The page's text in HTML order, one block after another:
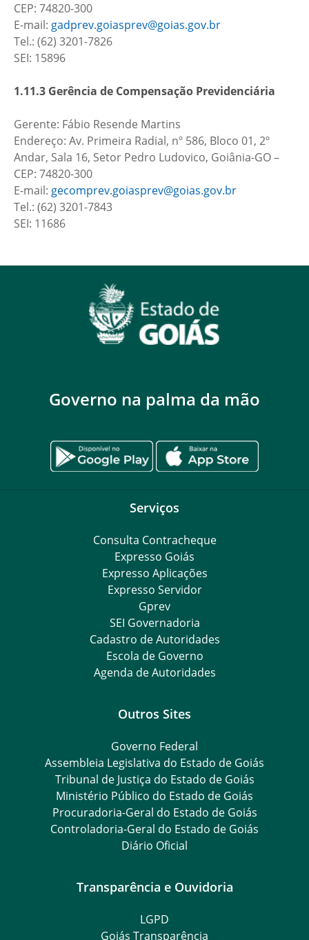
CEP: 74820-300
E-mail: gadprev.goiasprev@goias.gov.br
Tel.: (62) 3201-7826
SEI: 15896
1.11.3 Gerência de Compensação Previdenciária
Gerente: Fábio Resende Martins
Endereço: Av. Primeira Radial, nº 586, Bloco 01, 2º
Andar, Sala 16, Setor Pedro Ludovico, Goiânia-GO –
CEP: 74820-300
E-mail: gecomprev.goiasprev@goias.gov.br
Tel.: (62) 3201-7843
SEI: 11686
Governo na palma da mão
Serviços
Consulta Contracheque
Expresso Goiás
Expresso Aplicações
Expresso Servidor
Gprev
SEI Governadoria
Cadastro de Autoridades
Escola de Governo
Agenda de Autoridades
Outros Sites
Governo Federal
Assembleia Legislativa do Estado de Goiás
Tribunal de Justiça do Estado de Goiás
Ministério Público do Estado de Goiás
Procuradoria-Geral do Estado de Goiás
Controladoria-Geral do Estado de Goiás
Diário Oficial
Transparência e Ouvidoria
LGPD
Goiás Transparência